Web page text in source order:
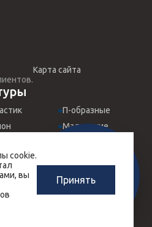
Карта сайта
П-образные
Маленькие
ДИЗАЙНЕР
БЕСПЛАТНО
РАСЧЕТ КУХНИ
ЗА 10 МИНУТ
cookie.
вы
Принять